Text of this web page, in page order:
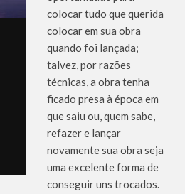
colocar tudo que querida
colocar em sua obra
quando foi lançada;
talvez, por razões
técnicas, a obra tenha
ficado presa à época em
que saiu ou, quem sabe,
refazer e lançar
novamente sua obra seja
uma excelente forma de
conseguir uns trocados.